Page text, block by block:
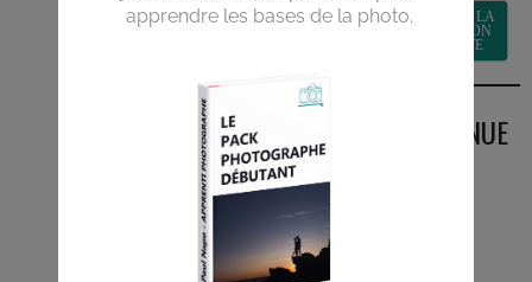
RECEVOIR LA
FORMATION
GRATUITE
BIENVENUE